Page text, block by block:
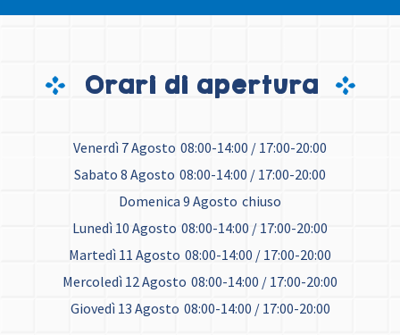
Orari di apertura
Venerdì 7 Agosto 08:00-14:00 / 17:00-20:00
Sabato 8 Agosto 08:00-14:00 / 17:00-20:00
Domenica 9 Agosto chiuso
Lunedì 10 Agosto 08:00-14:00 / 17:00-20:00
Martedì 11 Agosto 08:00-14:00 / 17:00-20:00
Mercoledì 12 Agosto 08:00-14:00 / 17:00-20:00
Giovedì 13 Agosto 08:00-14:00 / 17:00-20:00